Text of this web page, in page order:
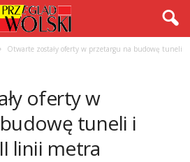
Otwarte zostały oferty w przetargu na budowę tuneli
oferty w
tuneli i
linii metra